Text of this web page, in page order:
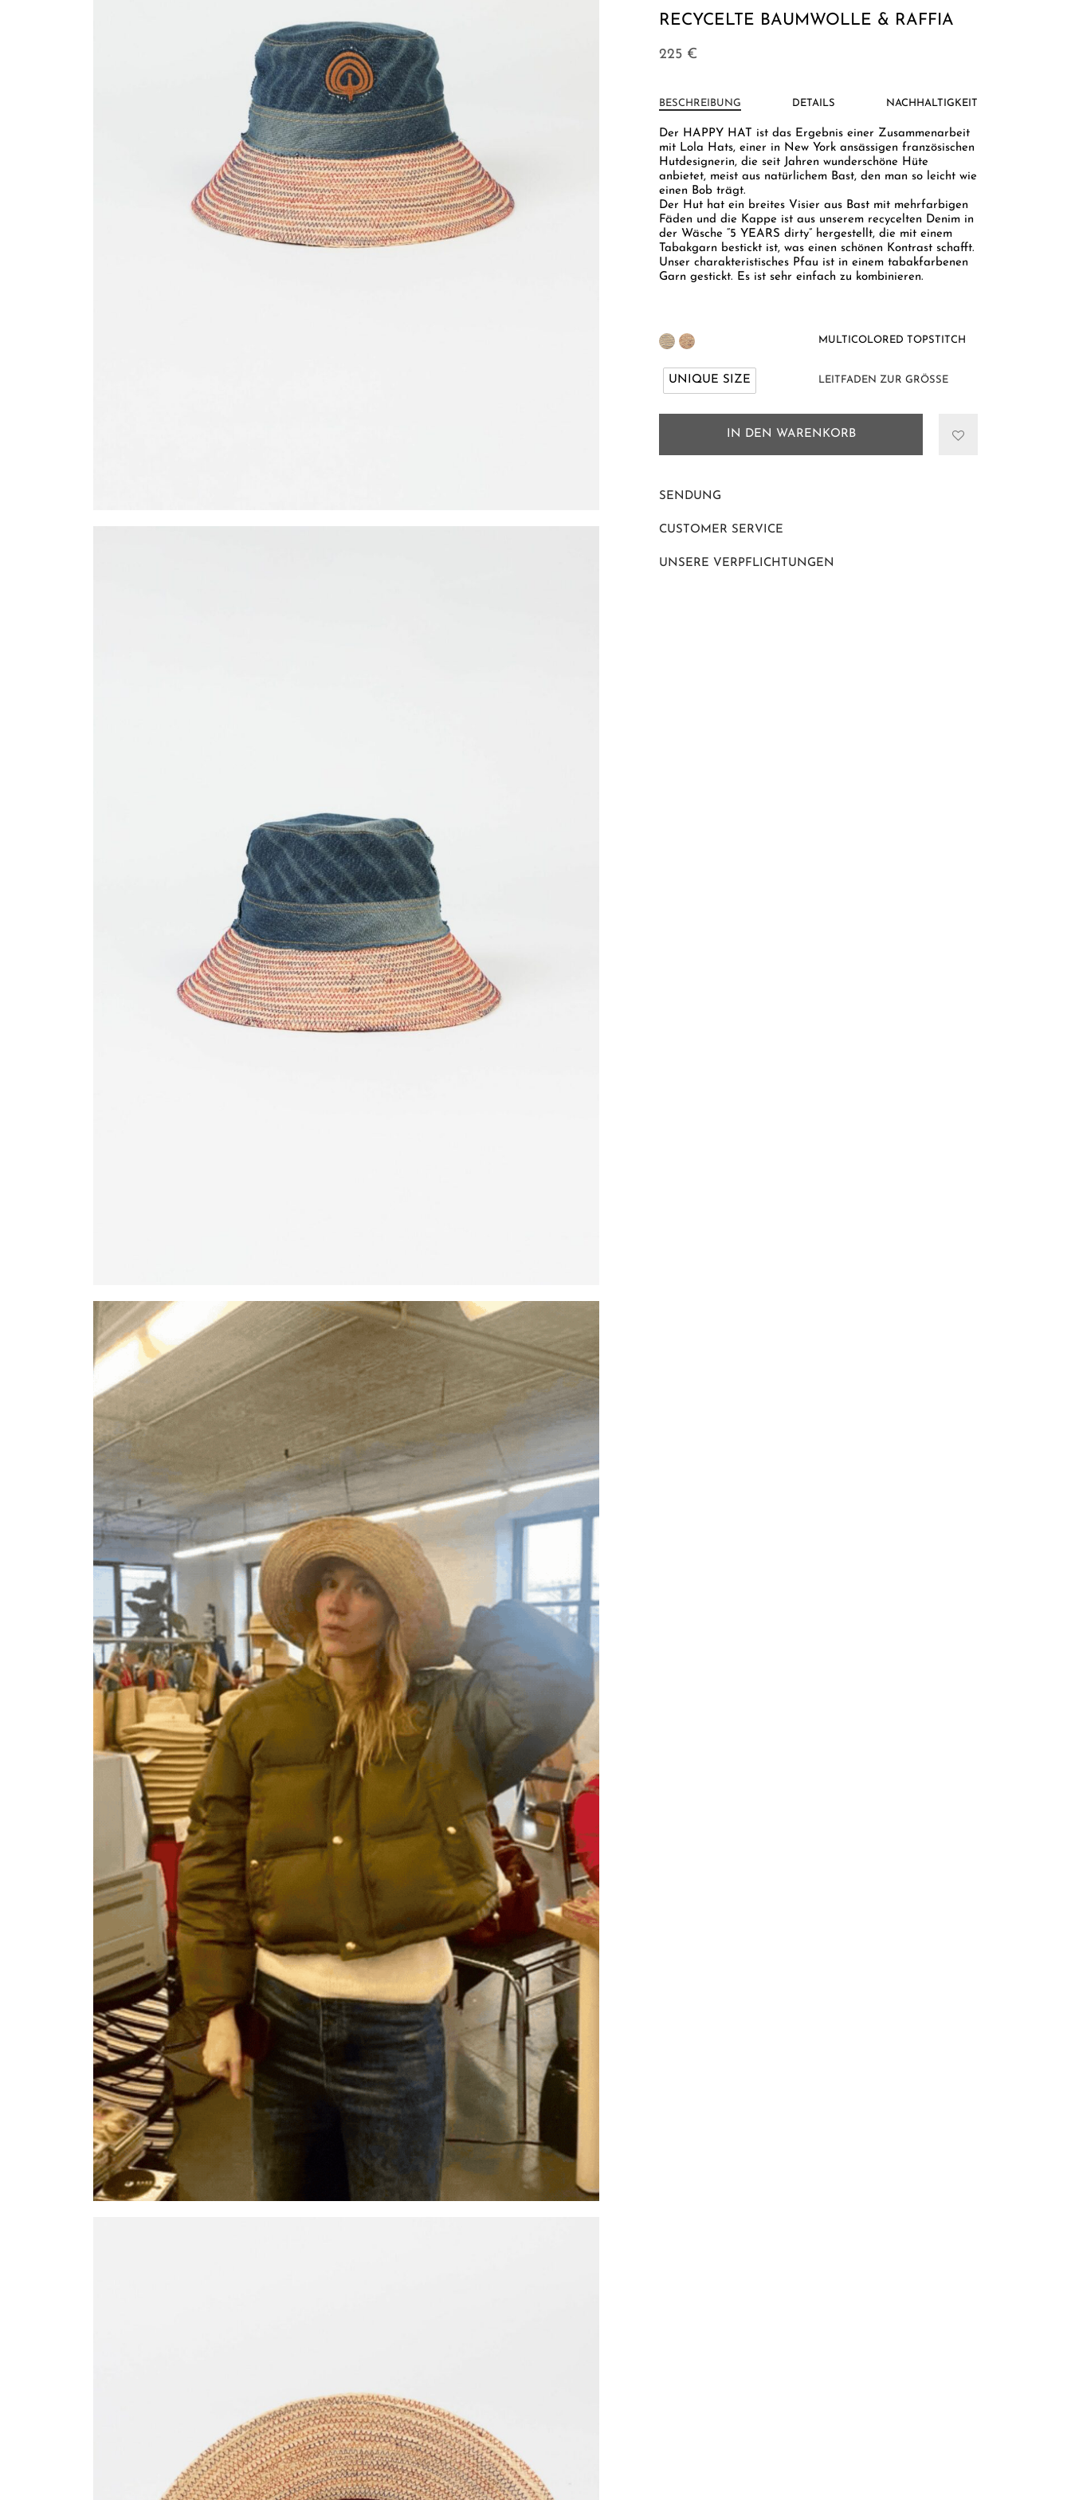
RECYCELTE BAUMWOLLE & RAFFIA
225 €
BESCHREIBUNG DETAILS NACHHALTIGKEIT
Der HAPPY HAT ist das Ergebnis einer Zusammenarbeit
mit Lola Hats, einer in New York ansässigen französischen
Hutdesignerin, die seit Jahren wunderschöne Hüte
anbietet, meist aus natürlichem Bast, den man so leicht wie
einen Bob trägt.
Der Hut hat ein breites Visier aus Bast mit mehrfarbigen
Fäden und die Kappe ist aus unserem recycelten Denim in
der Wäsche “5 YEARS dirty” hergestellt, die mit einem
Tabakgarn bestickt ist, was einen schönen Kontrast schafft.
Unser charakteristisches Pfau ist in einem tabakfarbenen
Garn gestickt. Es ist sehr einfach zu kombinieren.
MULTICOLORED TOPSTITCH
UNIQUE SIZE LEITFADEN ZUR GRÖSSE
IN DEN WARENKORB
SENDUNG
CUSTOMER SERVICE
UNSERE VERPFLICHTUNGEN